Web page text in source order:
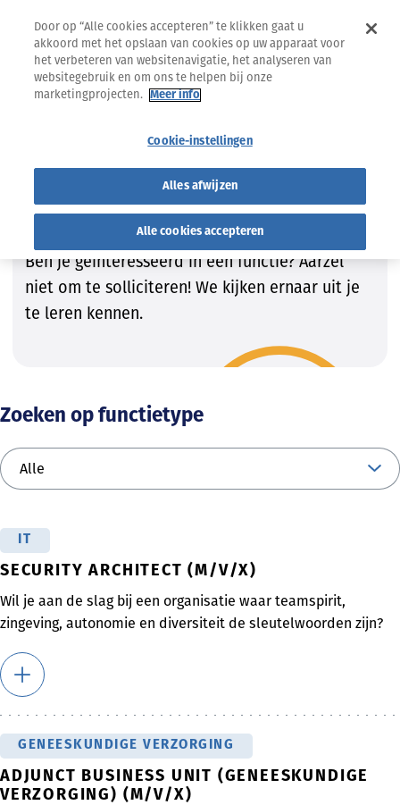
Vind de job die bij JOU past!
Wij zijn steeds op zoek naar getalenteerde
kandidaten om onze teams te vervolledigen.
Ben je geïnteresseerd in een functie? Aarzel
niet om te solliciteren! We kijken ernaar uit je
te leren kennen.
Zoeken op functietype
IT
SECURITY ARCHITECT (M/V/X)
Wil je aan de slag bij een organisatie waar teamspirit,
zingeving, autonomie en diversiteit de sleutelwoorden zijn?
GENEESKUNDIGE VERZORGING
ADJUNCT BUSINESS UNIT (GENEESKUNDIGE
VERZORGING) (M/V/X)
Door op “Alle cookies accepteren” te klikken gaat u
akkoord met het opslaan van cookies op uw apparaat voor
het verbeteren van websitenavigatie, het analyseren van
websitegebruik en om ons te helpen bij onze
marketingprojecten.
Meer info
Cookie-instellingen
Alles afwijzen
Alle cookies accepteren